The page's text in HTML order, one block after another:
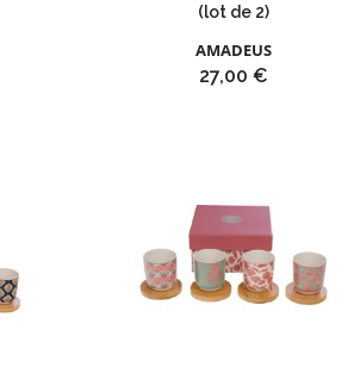
(lot de 2)
AMADEUS
Prix
27,00 €